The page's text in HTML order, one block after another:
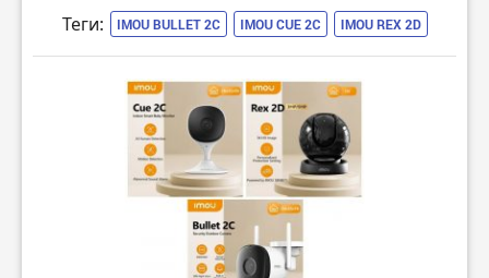
Теги: IMOU BULLET 2C IMOU CUE 2C IMOU REX 2D